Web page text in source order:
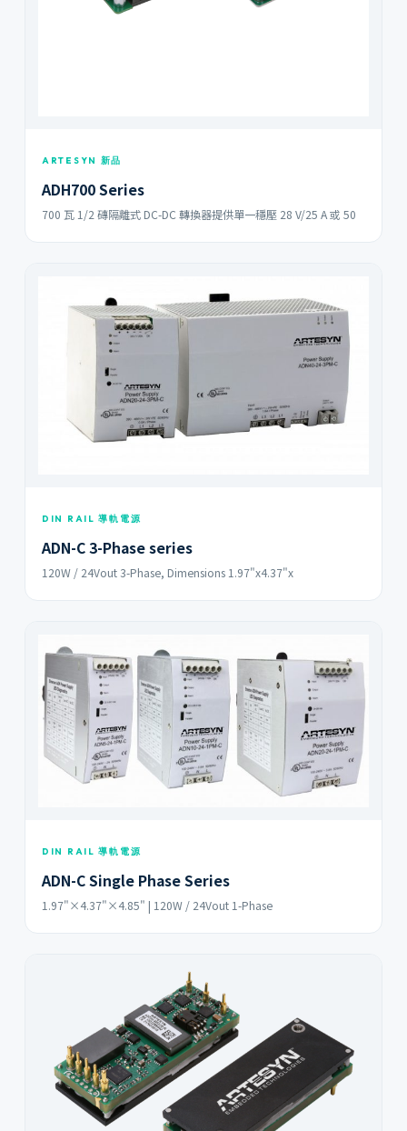
ARTESYN 新品
ADH700 Series
700 瓦 1/2 磚隔離式 DC-DC 轉換器提供單一穩壓 28 V/25 A 或 50
DIN RAIL 導軌電源
ADN-C 3-Phase series
120W / 24Vout 3-Phase, Dimensions 1.97"x4.37"x
DIN RAIL 導軌電源
ADN-C Single Phase Series
1.97"×4.37"×4.85" | 120W / 24Vout 1-Phase